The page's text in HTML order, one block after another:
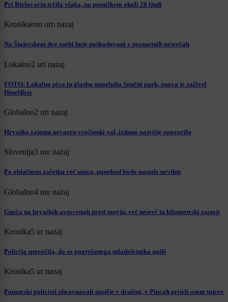
Pri Bjelovarju trčila vlaka, na potniškem okoli 20 ljudi
Kronikaeno uro nazaj
Na Štajerskem dve osebi huje poškodovani v prometnih nesrečah
Lokalno2 uri nazaj
FOTO: Lokalno pivo in glasba napolnila Sončni park, znova je zaživel
Hmeljfest
Globalno2 uri nazaj
Hrvaško zajema nevaren vročinski val, izdano najvišje opozorilo
Slovenija3 ure nazaj
Po oblačnem začetku več sonca, ponekod bodo nastale nevihte
Globalno4 ure nazaj
Gneča na hrvaških avtocestah proti morju, več nesreč in kilometrski zastoji
Kronika5 ur nazaj
Policija sporočila, da so pogrešanega mladoletnika našli
Kronika5 ur nazaj
Pomurski policisti obravnavali nasilje v družini, v Pincah prijeli osem tujcev